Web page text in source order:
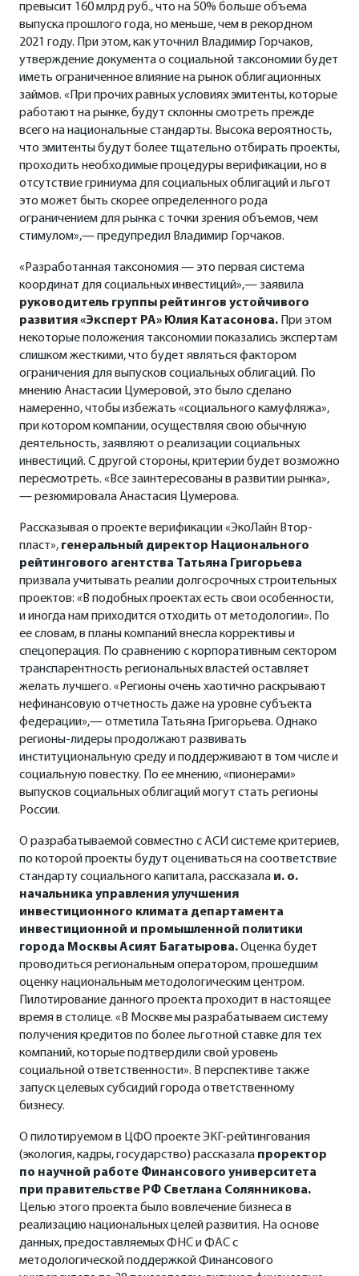
превысит 160 млрд руб., что на 50% больше объема
выпуска прошлого года, но меньше, чем в рекордном
2021 году. При этом, как уточнил Владимир Горчаков,
утверждение документа о социальной таксономии будет
иметь ограниченное влияние на рынок облигационных
займов. «При прочих равных условиях эмитенты, которые
работают на рынке, будут склонны смотреть прежде
всего на национальные стандарты. Высока вероятность,
что эмитенты будут более тщательно отбирать проекты,
проходить необходимые процедуры верификации, но в
отсутствие гриниума для социальных облигаций и льгот
это может быть скорее определенного рода
ограничением для рынка с точки зрения объемов, чем
стимулом»,— предупредил Владимир Горчаков.
«Разработанная таксономия — это первая система
координат для социальных инвестиций»,— заявила
руководитель группы рейтингов устойчивого
развития «Эксперт РА» Юлия Катасонова. При этом
некоторые положения таксономии показались экспертам
слишком жесткими, что будет являться фактором
ограничения для выпусков социальных облигаций. По
мнению Анастасии Цумеровой, это было сделано
намеренно, чтобы избежать «социального камуфляжа»,
при котором компании, осуществляя свою обычную
деятельность, заявляют о реализации социальных
инвестиций. С другой стороны, критерии будет возможно
пересмотреть. «Все заинтересованы в развитии рынка»,
— резюмировала Анастасия Цумерова.
Рассказывая о проекте верификации «ЭкоЛайн Втор-
пласт», генеральный директор Национального
рейтингового агентства Татьяна Григорьева
призвала учитывать реалии долгосрочных строительных
проектов: «В подобных проектах есть свои особенности,
и иногда нам приходится отходить от методологии». По
ее словам, в планы компаний внесла коррективы и
спецоперация. По сравнению с корпоративным сектором
транспарентность региональных властей оставляет
желать лучшего. «Регионы очень хаотично раскрывают
нефинансовую отчетность даже на уровне субъекта
федерации»,— отметила Татьяна Григорьева. Однако
регионы-лидеры продолжают развивать
институциональную среду и поддерживают в том числе и
социальную повестку. По ее мнению, «пионерами»
выпусков социальных облигаций могут стать регионы
России.
О разрабатываемой совместно с АСИ системе критериев,
по которой проекты будут оцениваться на соответствие
стандарту социального капитала, рассказала и. о.
начальника управления улучшения
инвестиционного климата департамента
инвестиционной и промышленной политики
города Москвы Асият Багатырова.Оценка будет
проводиться региональным оператором, прошедшим
оценку национальным методологическим центром.
Пилотирование данного проекта проходит в настоящее
время в столице. «В Москве мы разрабатываем систему
получения кредитов по более льготной ставке для тех
компаний, которые подтвердили свой уровень
социальной ответственности». В перспективе также
запуск целевых субсидий города ответственному
бизнесу.
О пилотируемом в ЦФО проекте ЭКГ-рейтингования
(экология, кадры, государство) рассказала проректор
по научной работе Финансового университета
при правительстве РФ Светлана Солянникова.
Целью этого проекта было вовлечение бизнеса в
реализацию национальных целей развития. На основе
данных, предоставляемых ФНС и ФАС с
методологической поддержкой Финансового